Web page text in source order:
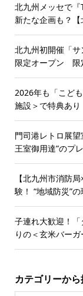
北九州メッセで
新たな企画も？【
北九州初開催「
限定オープン 限
2026年も「こど
施設＞で特典あり
門司港レトロ展
王室御用達”のプ
【北九州市消防
験！ “地域防災”
子連れ大歓迎！
りの＜玄米バー
カテゴリーか